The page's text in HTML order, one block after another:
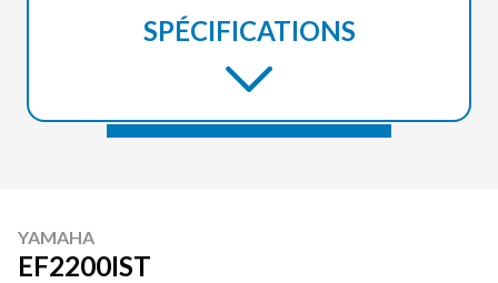
SPÉCIFICATIONS
YAMAHA
EF2200IST